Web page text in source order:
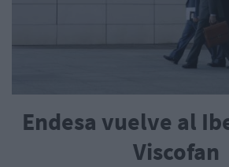
Endesa vuelve al
Viscofan